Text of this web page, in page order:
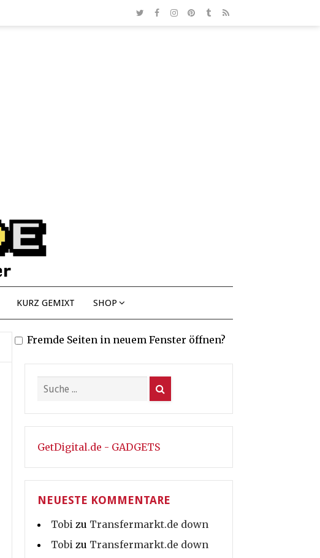
KURZ GEMIXT SHOP
Fremde Seiten in neuem Fenster öffnen?
GetDigital.de - GADGETS
NEUESTE KOMMENTARE
Tobi zu Transfermarkt.de down
Tobi zu Transfermarkt.de down